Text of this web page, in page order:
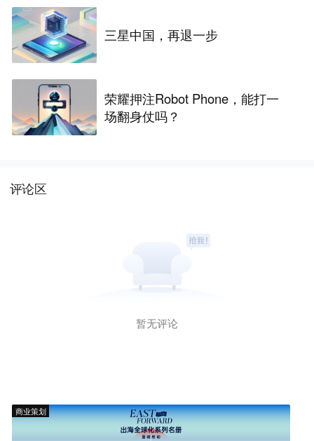
三星中国，再退一步
荣耀押注Robot Phone，能打一
场翻身仗吗？
评论区
暂无评论
商业策划